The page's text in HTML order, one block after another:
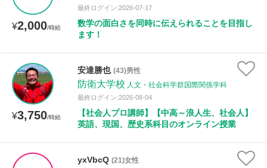
¥2,000/時給
最終ログイン:2026-07-17
数学の面白さを同時に伝えられることを目指し
ます！
¥3,750/時給
安達勝也 (43)男性
防衛大学校 人文・社会科学群国際関係学科
最終ログイン:2026-08-04
【社会人プロ講師】【中高～浪人生、社会人】
英語、現国、歴史系科目のオンライン授業
yxVbcQ (21)女性